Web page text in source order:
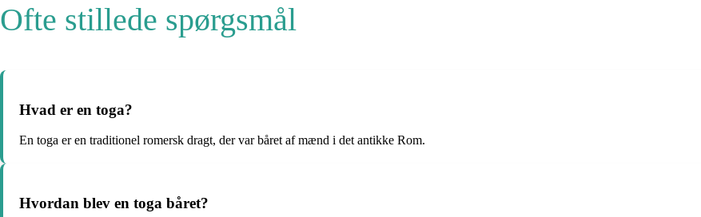
Ofte stillede spørgsmål
Hvad er en toga?
En toga er en traditionel romersk dragt, der var båret af mænd i det antikke Rom.
Hvordan blev en toga båret?